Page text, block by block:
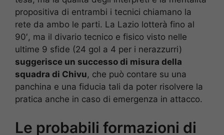
propositiva di entrambi i tecnici chiamano la
rete da ambo le parti. La Lazio lotterà fino al
90′, ma il divario tecnico e fisico visto nelle
ultime 9 sfide (24 gol a 4 per i nerazzurri)
suggerisce un successo di misura della
squadra di Chivu, che può contare su una
panchina e una fiducia tali da poter risolvere la
pratica anche in caso di emergenza in attacco.
Le probabili formazioni di